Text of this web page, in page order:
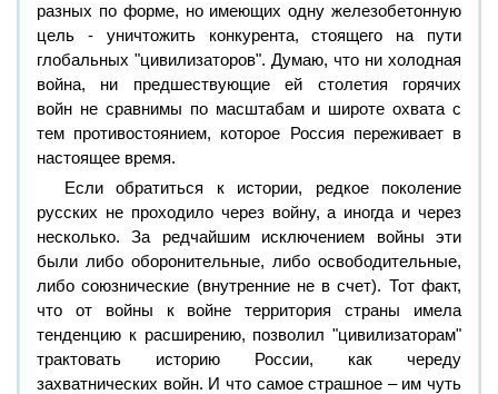
разных по форме, но имеющих одну железобетонную
цель - уничтожить конкурента, стоящего на пути
глобальных "цивилизаторов". Думаю, что ни холодная
война, ни предшествующие ей столетия горячих
войн не сравнимы по масштабам и широте охвата с
тем противостоянием, которое Россия переживает в
настоящее время.
Если обратиться к истории, редкое поколение
русских не проходило через войну, а иногда и через
несколько. За редчайшим исключением войны эти
были либо оборонительные, либо освободительные,
либо союзнические (внутренние не в счет). Тот факт,
что от войны к войне территория страны имела
тенденцию к расширению, позволил "цивилизаторам"
трактовать историю России, как череду
захватнических войн. И что самое страшное – им чуть